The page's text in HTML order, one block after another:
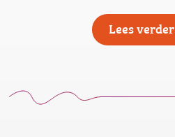
Lees verder